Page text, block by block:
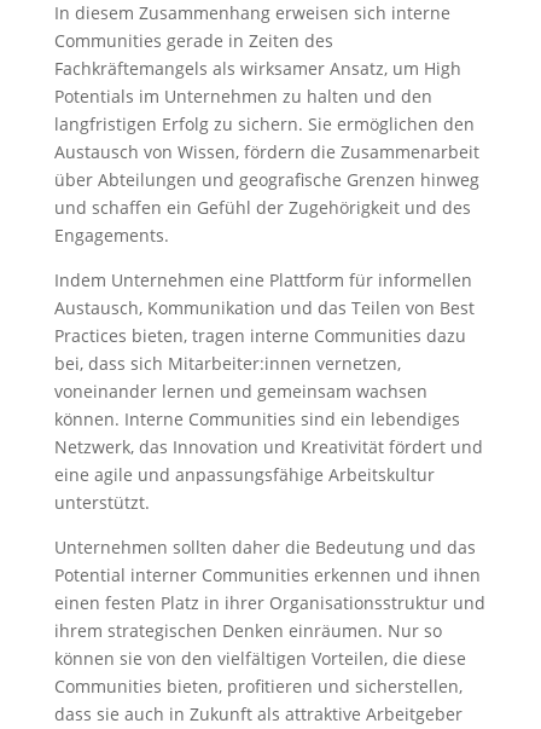
In diesem Zusammenhang erweisen sich interne
Communities gerade in Zeiten des
Fachkräftemangels als wirksamer Ansatz, um High
Potentials im Unternehmen zu halten und den
langfristigen Erfolg zu sichern. Sie ermöglichen den
Austausch von Wissen, fördern die Zusammenarbeit
über Abteilungen und geografische Grenzen hinweg
und schaffen ein Gefühl der Zugehörigkeit und des
Engagements.
Indem Unternehmen eine Plattform für informellen
Austausch, Kommunikation und das Teilen von Best
Practices bieten, tragen interne Communities dazu
bei, dass sich Mitarbeiter:innen vernetzen,
voneinander lernen und gemeinsam wachsen
können. Interne Communities sind ein lebendiges
Netzwerk, das Innovation und Kreativität fördert und
eine agile und anpassungsfähige Arbeitskultur
unterstützt.
Unternehmen sollten daher die Bedeutung und das
Potential interner Communities erkennen und ihnen
einen festen Platz in ihrer Organisationsstruktur und
ihrem strategischen Denken einräumen. Nur so
können sie von den vielfältigen Vorteilen, die diese
Communities bieten, profitieren und sicherstellen,
dass sie auch in Zukunft als attraktive Arbeitgeber